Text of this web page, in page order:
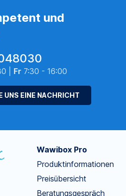
und
| Fr 7:30 - 16:00
UNS EINE NACHRICHT
Wawibox Pro
Produktinformationen
Preisübersicht
Beratungsgespräch